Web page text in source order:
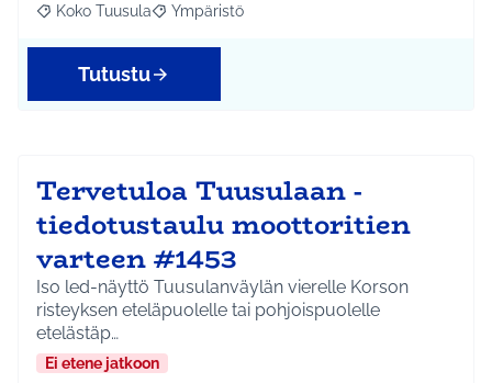
Rajaa tulokset aihepiirin mukaan: Koko Tuusula
Koko Tuusula Rajaa tulokset teeman mukaan: Ympäristö
Ympäristö
Tutustu
Tervetuloa Tuusulaan -
tiedotustaulu moottoritien
varteen #1453
Iso led-näyttö Tuusulanväylän vierelle Korson
risteyksen eteläpuolelle tai pohjoispuolelle
etelästäp…
Ei etene jatkoon